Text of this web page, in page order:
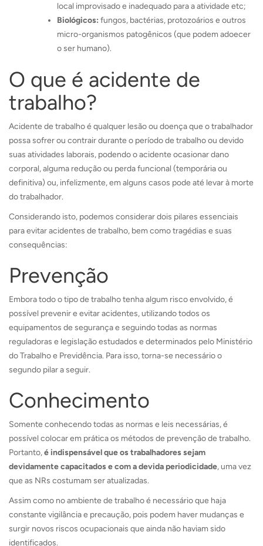
local improvisado e inadequado para a atividade etc;
Biológicos: fungos, bactérias, protozoários e outros
micro-organismos patogênicos (que podem adoecer
o ser humano).
O que é acidente de
trabalho?
Acidente de trabalho é qualquer lesão ou doença que o trabalhador
possa sofrer ou contrair durante o período de trabalho ou devido
suas atividades laborais, podendo o acidente ocasionar dano
corporal, alguma redução ou perda funcional (temporária ou
definitiva) ou, infelizmente, em alguns casos pode até levar à morte
do trabalhador.
Considerando isto, podemos considerar dois pilares essenciais
para evitar acidentes de trabalho, bem como tragédias e suas
consequências:
Prevenção
Embora todo o tipo de trabalho tenha algum risco envolvido, é
possível prevenir e evitar acidentes, utilizando todos os
equipamentos de segurança e seguindo todas as normas
reguladoras e legislação estudados e determinados pelo Ministério
do Trabalho e Previdência. Para isso, torna-se necessário o
segundo pilar a seguir.
Conhecimento
Somente conhecendo todas as normas e leis necessárias, é
possível colocar em prática os métodos de prevenção de trabalho.
Portanto,é indispensável que os trabalhadores sejam
devidamente capacitados e com a devida periodicidade, uma vez
que as NRs costumam ser atualizadas.
Assim como no ambiente de trabalho é necessário que haja
constante vigilância e precaução, pois podem haver mudanças e
surgir novos riscos ocupacionais que ainda não haviam sido
identificados.